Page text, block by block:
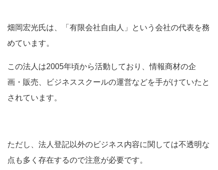
畑岡宏光氏は、「有限会社自由人」という会社の代表を務
めています。
この法人は2005年頃から活動しており、情報商材の企
画・販売、ビジネススクールの運営などを手がけていたと
されています。
ただし、法人登記以外のビジネス内容に関しては不透明な
点も多く存在するので注意が必要です。